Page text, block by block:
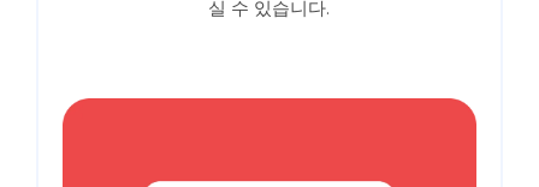
실 수 있습니다.